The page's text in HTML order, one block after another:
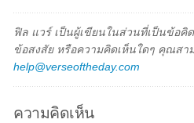
ฟิล แวร์ เป็นผู้เขียนในส่วนที่เป็นข้อคิ
ข้อสงสัย หรือความคิดเห็นใดๆ คุณสา
help@verseoftheday.com
ความคิดเห็น